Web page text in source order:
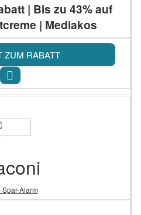
| Bis zu 43% auf
| Mediakos
ZUM RABATT
Spar-Alarm